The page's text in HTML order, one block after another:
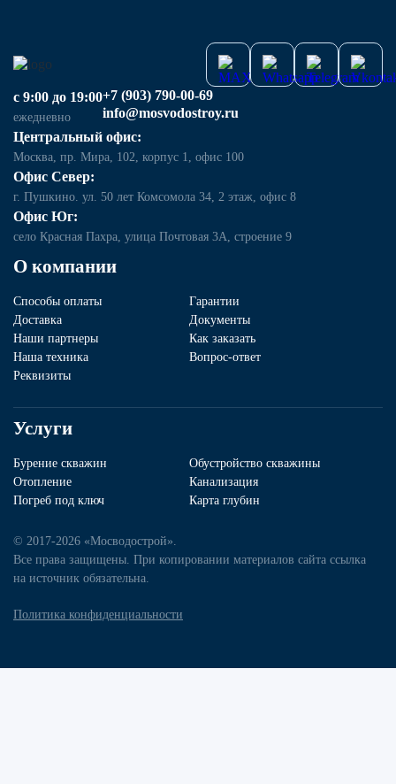
О компании
Способы оплаты
Гарантии
Доставка
Документы
Наши партнеры
Как заказать
Наша техника
Вопрос-ответ
Реквизиты
Услуги
Бурение скважин
Обустройство скважины
Отопление
Канализация
Погреб под ключ
Карта глубин
с 9:00 до 19:00
ежедневно
+7 (903) 790-00-69
info@mosvodostroy.ru
Центральный офис:
Москва, пр. Мира, 102, корпус 1, офис 100
Офис Север:
г. Пушкино. ул. 50 лет Комсомола 34, 2 этаж, офис 8
Офис Юг:
село Красная Пахра, улица Почтовая 3А, строение 9
© 2017-2026 «Мосводострой».
Все права защищены. При копировании материалов сайта ссылка
на источник обязательна.
Политика конфиденциальности